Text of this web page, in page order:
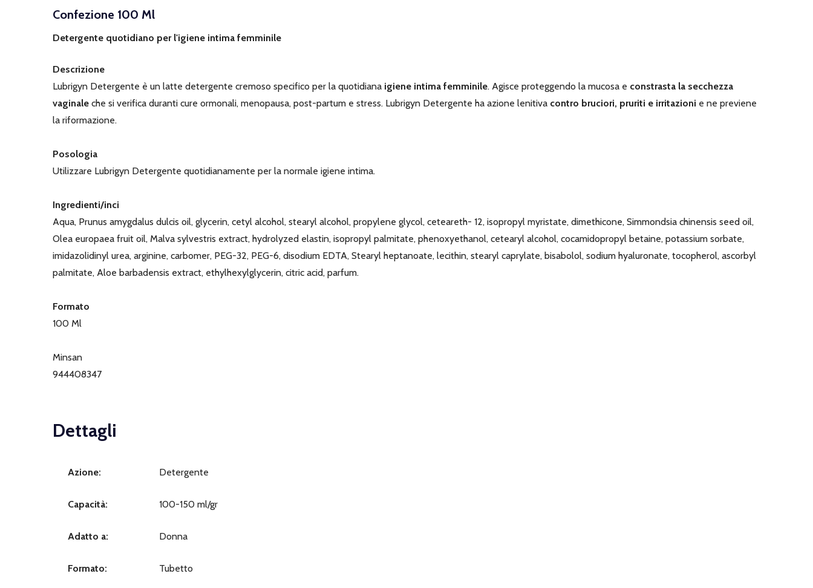
Confezione 100 Ml
Detergente quotidiano per l'igiene intima femminile
Descrizione
Lubrigyn Detergente è un latte detergente cremoso specifico per la quotidiana igiene intima femminile. Agisce proteggendo la mucosa e constrasta la secchezza
vaginale che si verifica duranti cure ormonali, menopausa, post-partum e stress. Lubrigyn Detergente ha azione lenitiva contro bruciori, pruriti e irritazioni e ne previene
la riformazione.
Posologia
Utilizzare Lubrigyn Detergente quotidianamente per la normale igiene intima.
Ingredienti/inci
Aqua, Prunus amygdalus dulcis oil, glycerin, cetyl alcohol, stearyl alcohol, propylene glycol, ceteareth- 12, isopropyl myristate, dimethicone, Simmondsia chinensis seed oil,
Olea europaea fruit oil, Malva sylvestris extract, hydrolyzed elastin, isopropyl palmitate, phenoxyethanol, cetearyl alcohol, cocamidopropyl betaine, potassium sorbate,
imidazolidinyl urea, arginine, carbomer, PEG-32, PEG-6, disodium EDTA, Stearyl heptanoate, lecithin, stearyl caprylate, bisabolol, sodium hyaluronate, tocopherol, ascorbyl
palmitate, Aloe barbadensis extract, ethylhexylglycerin, citric acid, parfum.
Formato
100 Ml
Minsan
944408347
Dettagli
Azione: Detergente
Capacità: 100-150 ml/gr
Adatto a: Donna
Formato: Tubetto